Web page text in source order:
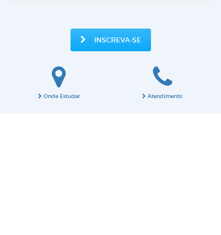
INSCREVA-SE
Onde Estudar Atendimento